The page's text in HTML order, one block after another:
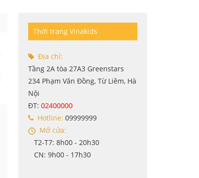
Thời trang Vinakids
Địa chỉ:
Tầng 2A tòa 27A3 Greenstars
234 Phạm Văn Đồng, Từ Liêm, Hà
Nội
ĐT:02400000
Hotline: 09999999
Mở cửa:
T2-T7: 8h00 - 20h30
CN: 9h00 - 17h30